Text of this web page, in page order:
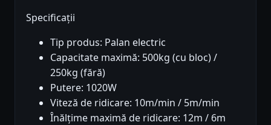
Specificații
Tip produs: Palan electric
Capacitate maximă: 500kg (cu bloc) /
250kg (fără)
Putere: 1020W
Viteză de ridicare: 10m/min / 5m/min
Înălțime maximă de ridicare: 12m / 6m